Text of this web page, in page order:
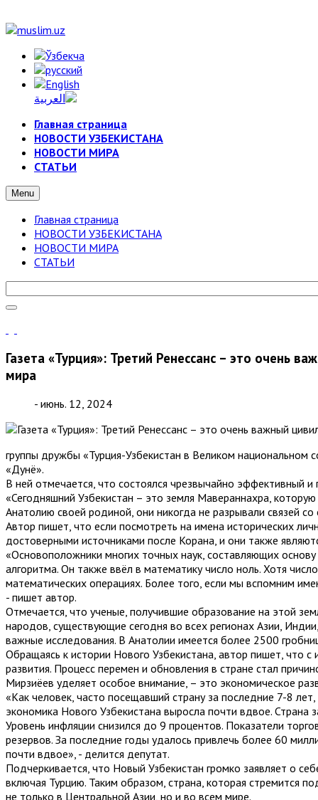
Главная страница
НОВОСТИ УЗБЕКИСТАНА
НОВОСТИ МИРА
СТАТЬИ
Menu
Главная страница
НОВОСТИ УЗБЕКИСТАНА
НОВОСТИ МИРА
СТАТЬИ
Газета «Турция»: Третий Ренессанс – это очень
мира
- июнь. 12, 2024
группы дружбы «Турция-Узбекистан в Великом
«Дунё».
В ней отмечается, что состоялся чрезвычайно эффективный
«Сегодняшний Узбекистан – это земля Мавераннахра,
Анатолию своей родиной, они никогда не разрывали связей
Автор пишет, что если посмотреть на имена исторических
достоверными источниками после Корана, и они также
«Основоположники многих точных наук, составляющих
алгоритма. Он также ввёл в математику число ноль. Хотя
математических операциях. Более того, если мы вспомним
- пишет автор.
Отмечается, что ученые, получившие образование на этой
народов, существующие сегодня во всех регионах Азии,
важные исследования. В Анатолии имеется более 2500
Обращаясь к истории Нового Узбекистана, автор пишет, что
развития. Процесс перемен и обновления в стране стал
Мирзиёев уделяет особое внимание, – это экономическое
«Как человек, часто посещавший страну за последние 7-8
экономика Нового Узбекистана выросла почти вдвое.
Уровень инфляции снизился до 9 процентов. Показатели
резервов. За последние годы удалось привлечь более 60
почти вдвое», - делится депутат.
Подчеркивается, что Новый Узбекистан громко заявляет о
включая Турцию. Таким образом, страна, которая стремится
не только в Центральной Азии, но и во всем мире.